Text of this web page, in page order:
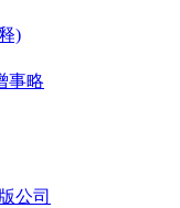
)
事略
公司